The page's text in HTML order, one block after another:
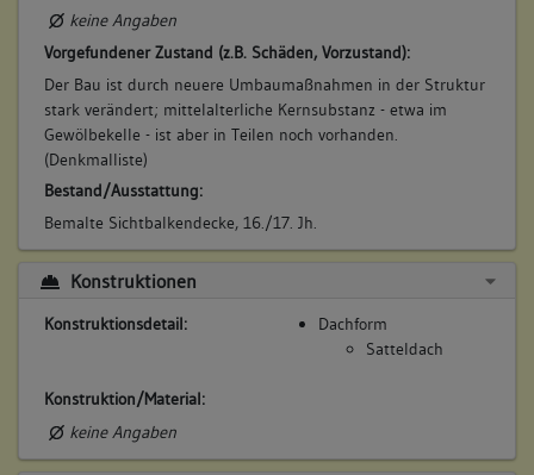
keine Angaben
Vorgefundener Zustand (z.B. Schäden, Vorzustand):
Der Bau ist durch neuere Umbaumaßnahmen in der Struktur
stark verändert; mittelalterliche Kernsubstanz - etwa im
Gewölbekelle - ist aber in Teilen noch vorhanden.
(Denkmalliste)
Bestand/Ausstattung:
Bemalte Sichtbalkendecke, 16./17. Jh.
Konstruktionen
Konstruktionsdetail:
Dachform
Satteldach
Konstruktion/Material:
keine Angaben